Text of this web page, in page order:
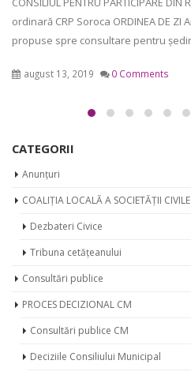
PROCES DECIZIONAL CM
Consultări publice CM
Decizii 2020
Dispozițiile primarului
Dispoziții 2019
Dispoziții 2020
Noutăți
Procesele verbale ale ședințelor CM
Procese verbale 2019
Procese verbale 2020
Proiecte de decizie CM
Proiecte 2019